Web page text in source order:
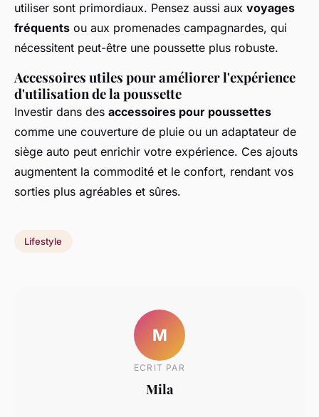
utiliser sont primordiaux. Pensez aussi aux voyages
fréquents ou aux promenades campagnardes, qui
nécessitent peut-être une poussette plus robuste.
Accessoires utiles pour améliorer l'expérience
d'utilisation de la poussette
Investir dans des accessoires pour poussettes
comme une couverture de pluie ou un adaptateur de
siège auto peut enrichir votre expérience. Ces ajouts
augmentent la commodité et le confort, rendant vos
sorties plus agréables et sûres.
Lifestyle
M
ECRIT PAR
Mila